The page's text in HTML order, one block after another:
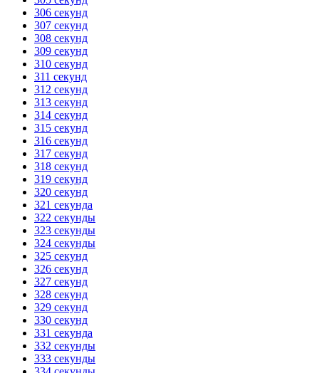
306 секунд
307 секунд
308 секунд
309 секунд
310 секунд
311 секунд
312 секунд
313 секунд
314 секунд
315 секунд
316 секунд
317 секунд
318 секунд
319 секунд
320 секунд
321 секунда
322 секунды
323 секунды
324 секунды
325 секунд
326 секунд
327 секунд
328 секунд
329 секунд
330 секунд
331 секунда
332 секунды
333 секунды